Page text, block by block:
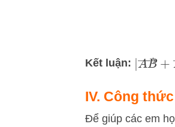
Kết luận: |AB→
IV. Công
Để giúp các em